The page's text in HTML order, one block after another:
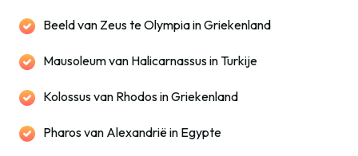
Beeld van Zeus te Olympia in Griekenland
Mausoleum van Halicarnassus in Turkije
Kolossus van Rhodos in Griekenland
Pharos van Alexandrië in Egypte